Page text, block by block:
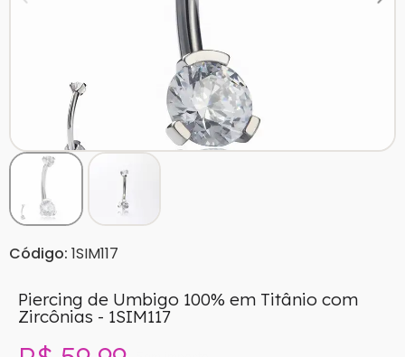
Código: 1SIM117
Piercing de Umbigo 100% em Titânio com
Zircônias - 1SIM117